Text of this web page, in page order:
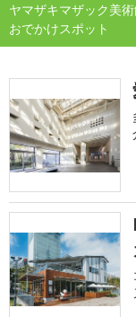
ヤマザキマザック美
おでかけスポット